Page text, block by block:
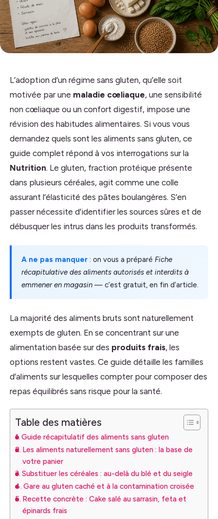
L’adoption d’un régime sans gluten, qu’elle soit
motivée par une maladie cœliaque, une sensibilité
non cœliaque ou un confort digestif, impose une
révision des habitudes alimentaires. Si vous vous
demandez quels sont les aliments sans gluten, ce
guide complet répond à vos interrogations sur la
Nutrition. Le gluten, fraction protéique présente
dans plusieurs céréales, agit comme une colle
assurant l’élasticité des pâtes boulangères. S’en
passer nécessite d’identifier les sources sûres et de
débusquer les intrus dans les produits transformés.
A ne pas manquer : on vous a préparé Fiche
récapitulative des aliments autorisés et interdits à
emmener en magasin — c’est gratuit, en fin d’article.
La majorité des aliments bruts sont naturellement
exempts de gluten. En se concentrant sur une
alimentation basée sur des produits frais, les
options restent vastes. Ce guide détaille les familles
d’aliments sur lesquelles compter pour composer des
repas équilibrés sans risque pour la santé.
Table des matières
Guide récapitulatif des aliments sans gluten
Les aliments naturellement sans gluten : la base de
votre panier
Substituer les céréales : au-delà du blé et du seigle
Gare au gluten caché et à la contamination croisée
Recette concrète : Cake salé au sarrasin, feta et
épinards frais